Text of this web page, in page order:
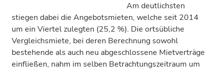
Am deutlichsten
stiegen dabei die Angebotsmieten, welche seit 2014
um ein Viertel zulegten (25,2 %). Die ortsübliche
Vergleichsmiete, bei deren Berechnung sowohl
bestehende als auch neu abgeschlossene Mietverträge
einfließen, nahm im selben Betrachtungszeitraum um